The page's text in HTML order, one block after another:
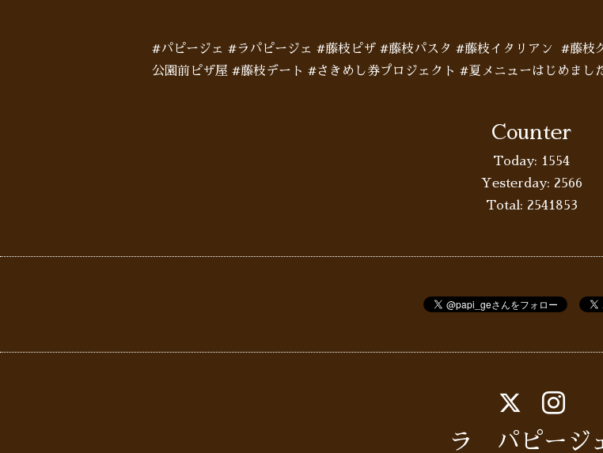
#パピージェ #ラパピージェ #藤枝ピザ #藤枝パスタ #藤枝イタリアン #藤
公園前ピザ屋 #藤枝デート #さきめし券プロジェクト #夏メニューはじめま
Counter
Today: 1554
Yesterday: 2566
Total: 2541853
ラ パピージ